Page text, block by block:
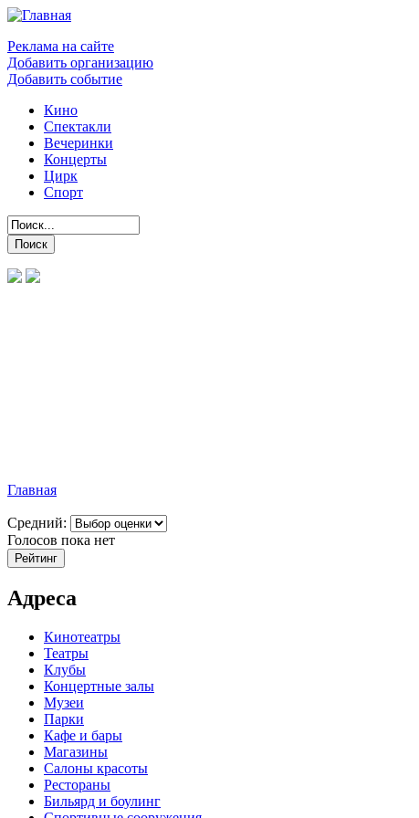
Реклама на сайте
Добавить организацию
Добавить событие
Кино
Спектакли
Вечеринки
Концерты
Цирк
Спорт
Главная
Средний:
Голосов пока нет
Адреса
Кинотеатры
Театры
Клубы
Концертные залы
Музеи
Парки
Кафе и бары
Магазины
Салоны красоты
Рестораны
Бильярд и боулинг